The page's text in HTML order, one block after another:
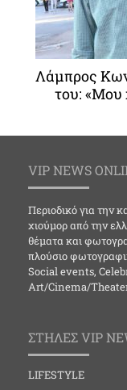
Λάμπρος
του: «Μου
VIP NEWS
Περιοδικό για την
χιούμορ από την
θέματα και
πλούσιο
Social events,
Art/Cinema/
ΣΤΗΛΕΣ VIP
LIFESTYLE